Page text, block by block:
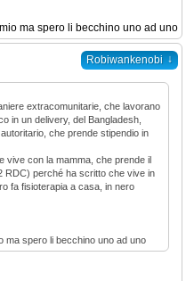
ma spero li becchino uno ad uno
Robiwankenobi ↓
extracomunitarie, che lavorano
in un delivery, del Bangladesh,
che prende stipendio in
vive con la mamma, che prende il
RDC) perché ha scritto che vive in
fa fisioterapia a casa, in nero
ma spero li becchino uno ad uno